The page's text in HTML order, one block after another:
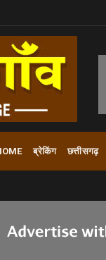
ब्रेकिंग छत्तीसगढ़